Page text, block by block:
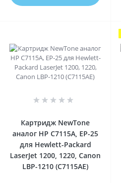
Картридж NewTone
аналог HP C7115A, EP-25
для Hewlett-Packard
LaserJet 1200, 1220, Canon
LBP-1210 (C7115AE)